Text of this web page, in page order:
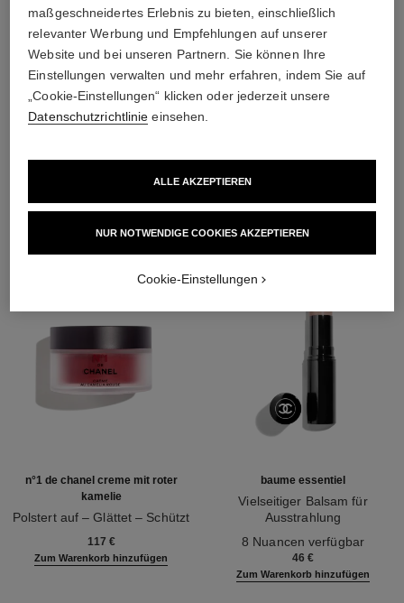
DIE PERFEKTE KOMBINATION
n°1 de chanel creme mit roter
kamelie
Polstert auf – Glättet – Schützt
117 €
Zum Warenkorb hinzufügen
baume essentiel
Vielseitiger Balsam für
Ausstrahlung
8 Nuancen verfügbar
46 €
Zum Warenkorb hinzufügen
maßgeschneidertes Erlebnis zu bieten, einschließlich
relevanter Werbung und Empfehlungen auf unserer
Website und bei unseren Partnern. Sie können Ihre
Einstellungen verwalten und mehr erfahren, indem Sie auf
„Cookie-Einstellungen“ klicken oder jederzeit unsere
Datenschutzrichtlinie einsehen.
NUR NOTWENDIGE COOKIES AKZEPTIEREN
ALLE AKZEPTIEREN
Cookie-Einstellungen